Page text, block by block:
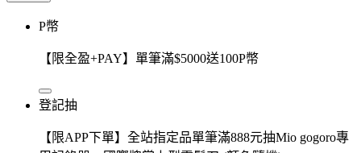
P幣
【限全盈+PAY】單筆滿$5000送100P幣
登記抽
【限APP下單】全站指定品單筆滿888元抽Mio gogoro專